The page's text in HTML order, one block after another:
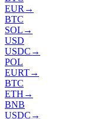
EUR →
BTC
SOL →
USD
USDC →
POL
EURT→
BTC
ETH →
BNB
USDC →